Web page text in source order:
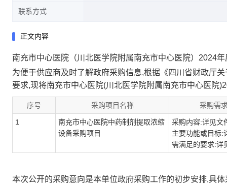
联系方式
正文内容
南充市中心医院（川北医学院附属南充市中心医院）2024
为便于供应商及时了解政府采购信息,根据《四川省财政厅
要求,现将南充市中心医院(川北医学院附属南充市中心医院
序号 采购项目名称 采购需
1
南充市中心医院中药制剂提取浓缩
设备采购项目
采购内容:详见文
主要功能或目标:
需满足的要求:详
本次公开的采购意向是本单位政府采购工作的初步安排,具